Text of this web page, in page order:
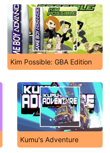
Kim Possible: GBA Edition
Kumu's Adventure